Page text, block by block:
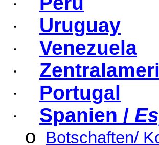
·
· Uruguay
· Venezuela
·
· Portugal
· Spanien /
o Botschaften/